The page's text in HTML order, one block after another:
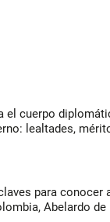
el cuerpo
lealtades,
para conocer
Abelardo